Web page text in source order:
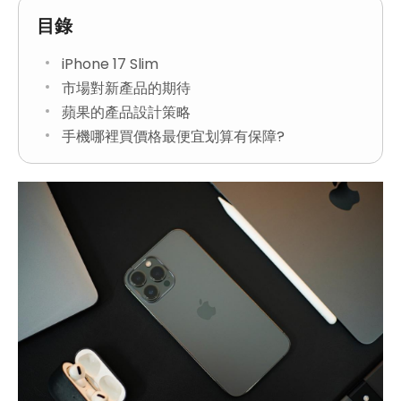
目錄
iPhone 17 Slim
市場對新產品的期待
蘋果的產品設計策略
手機哪裡買價格最便宜划算有保障?